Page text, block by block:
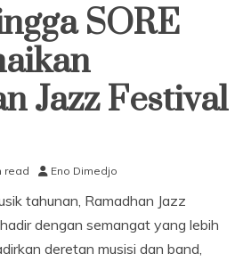
SORE
Jazz Festival
read Eno Dimedjo
tahunan, Ramadhan Jazz
dengan semangat yang lebih
deretan musisi dan band,